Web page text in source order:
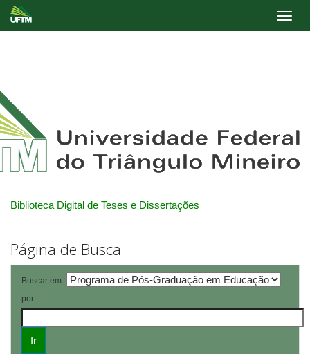
Biblioteca Digital de Teses e Dissertações
Página de Busca
Buscar em:
por